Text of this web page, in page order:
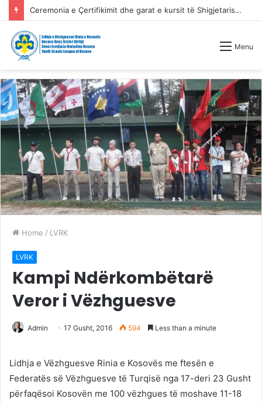
Ceremonia e Çertifikimit dhe garat e kursit të Shigjetarisë Tradicionale
Menu
Home / LVRK
LVRK
Kampi Ndërkombëtarë
Veror i Vëzhguesve
Admin 17 Gusht, 2016 594 Less than a minute
Lidhja e Vëzhguesve Rinia e Kosovës me ftesën e
Federatës së Vëzhguesve të Turqisë nga 17-deri 23 Gusht
përfaqësoi Kosovën me 100 vëzhgues të moshave 11-18